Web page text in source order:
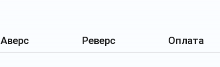
Аверс Реверс Оплата